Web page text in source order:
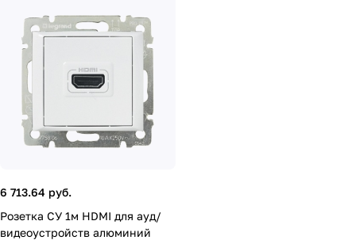
6 713.64 руб.
Розетка СУ 1м HDMI для ауд/
видеоустройств алюминий